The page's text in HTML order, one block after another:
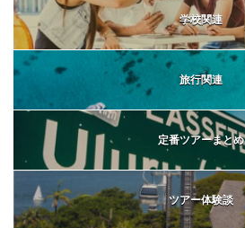
学校関連
旅行関連
定番ツアーまとめ
ツアー体験談